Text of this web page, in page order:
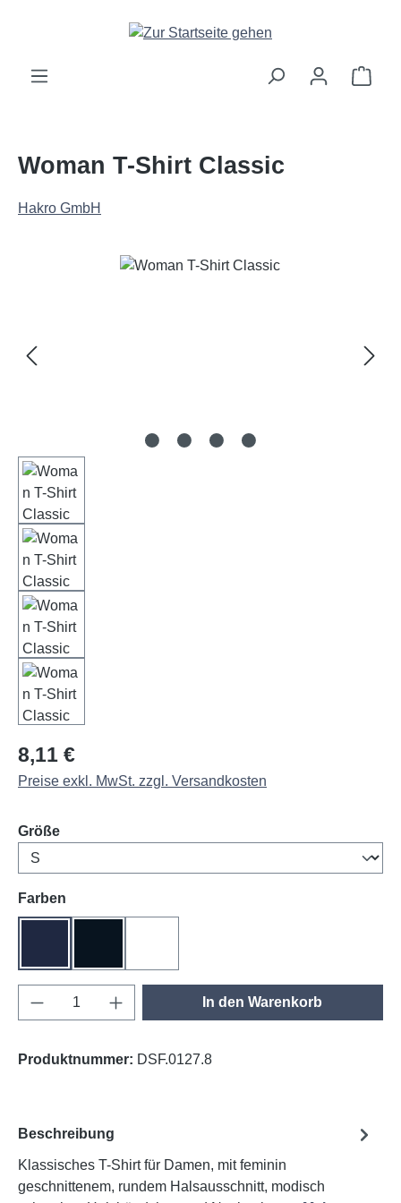
Zum Hauptinhalt springen
Woman T-Shirt Classic
Hakro GmbH
Bildergalerie überspringen
Regulärer Preis:
8,11 €
Preise exkl. MwSt. zzgl. Versandkosten
Größeauswählen
Farben
Produkt Anzahl: Gib den gewünschten
In den Warenkorb
Produktnummer: DSF.0127.8
Beschreibung
Klassisches T-Shirt für Damen, mit feminin
geschnittenem, rundem Halsausschnitt, modisch